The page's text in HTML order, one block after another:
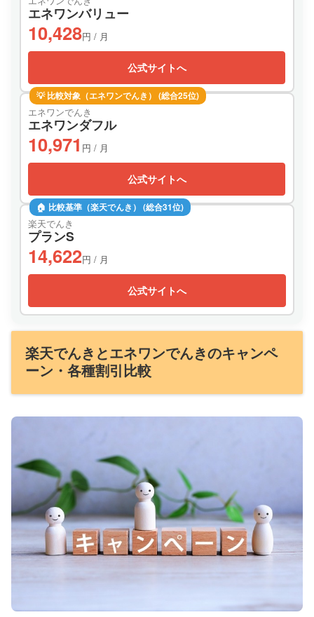
エネワンバリュー
10,428円 / 月
公式サイトへ
💡 比較対象（エネワンでんき） (総合25位)
エネワンでんき
エネワンダフル
10,971 円 / 月
公式サイトへ
🏠 比較基準（楽天でんき） (総合31位)
楽天でんき
プランS
14,622円 / 月
公式サイトへ
楽天でんきとエネワンでんきのキャンペ
ーン・各種割引比較